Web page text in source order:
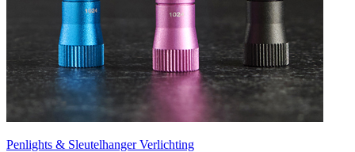
Penlights & Sleutelhanger Verlichting